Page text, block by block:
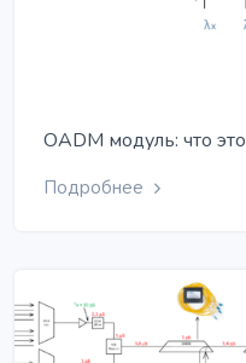
OADM модуль: что это
Подробнее